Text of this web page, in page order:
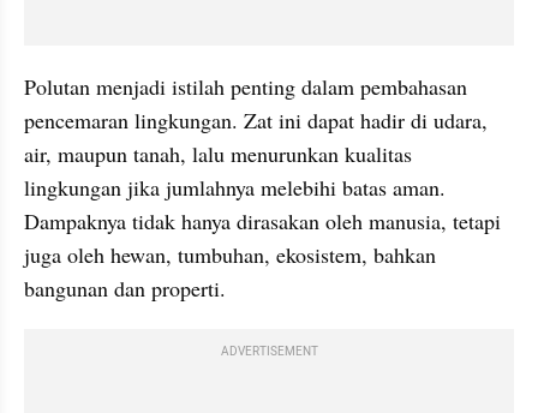
Polutan menjadi istilah penting dalam pembahasan
pencemaran lingkungan. Zat ini dapat hadir di udara,
air, maupun tanah, lalu menurunkan kualitas
lingkungan jika jumlahnya melebihi batas aman.
Dampaknya tidak hanya dirasakan oleh manusia, tetapi
juga oleh hewan, tumbuhan, ekosistem, bahkan
bangunan dan properti.
ADVERTISEMENT